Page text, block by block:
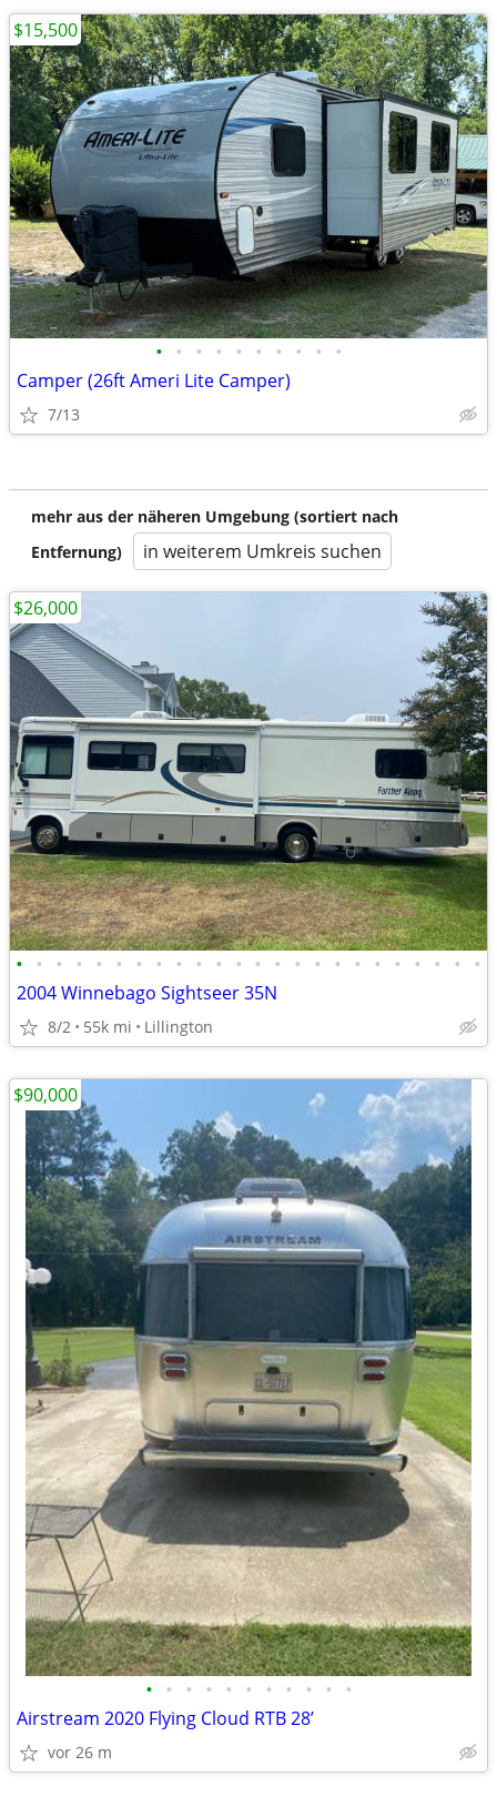
• • • • • • • • • •
Camper (26ft Ameri Lite Camper)
7/13
$15,500
mehr aus der näheren Umgebung (sortiert nach
Entfernung)
in weiterem Umkreis suchen
• • • • • • • • • • • • • • • • • • • • • • • •
2004 Winnebago Sightseer 35N
8/2 55k mi Lillington
$26,000
• • • • • • • • • • •
Airstream 2020 Flying Cloud RTB 28’
vor 26 m
$90,000